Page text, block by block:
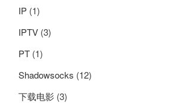
IP (1)
IPTV (3)
PT (1)
Shadowsocks (12)
下载电影 (3)